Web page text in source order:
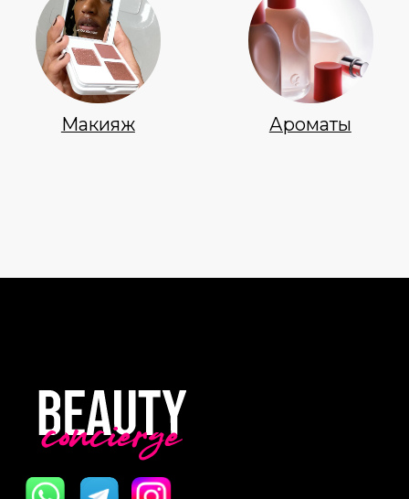
Политика Конфиденциальности
Публичная Оферта
Пользовательское Соглашение